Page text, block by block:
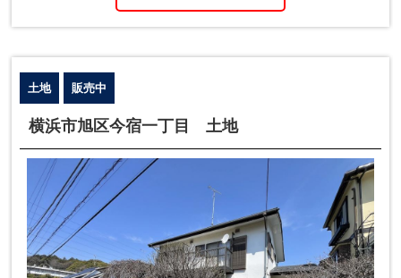
土地 販売中
横浜市旭区今宿一丁目 土地